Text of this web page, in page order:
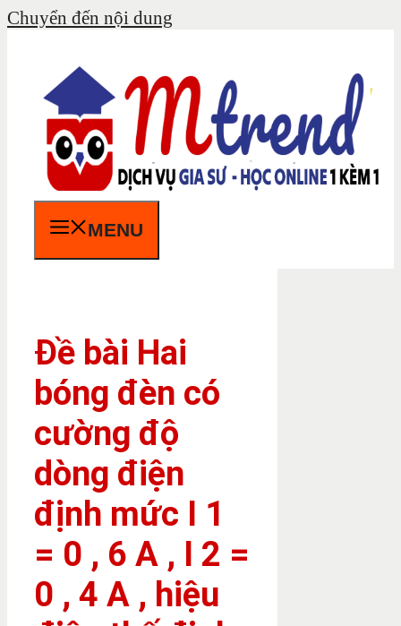
Chuyển đến nội dung
MENU
Đề bài Hai
bóng đèn có
cường độ
dòng điện
định mức I 1
= 0 , 6 A , I 2 =
0 , 4 A , hiệu